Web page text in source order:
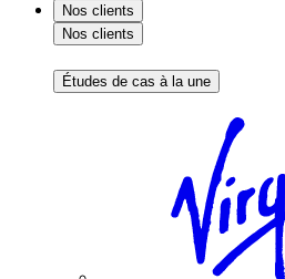
Nos clients
Nos clients
Études de cas à la une